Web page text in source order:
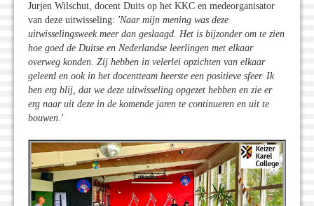
Jurjen Wilschut, docent Duits op het KKC en medeorganisator
van deze uitwisseling: 'Naar mijn mening was deze
uitwisselingsweek meer dan geslaagd. Het is bijzonder om te zien
hoe goed de Duitse en Nederlandse leerlingen met elkaar
overweg konden. Zij hebben in velerlei opzichten van elkaar
geleerd en ook in het docentteam heerste een positieve sfeer. Ik
ben erg blij, dat we deze uitwisseling opgezet hebben en zie er
erg naar uit deze in de komende jaren te continueren en uit te
bouwen.'